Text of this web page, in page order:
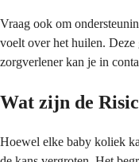
Vraag ook om
voelt over het huilen.
zorgverlener kan je in
Wat zijn de
Hoewel elke baby koliek